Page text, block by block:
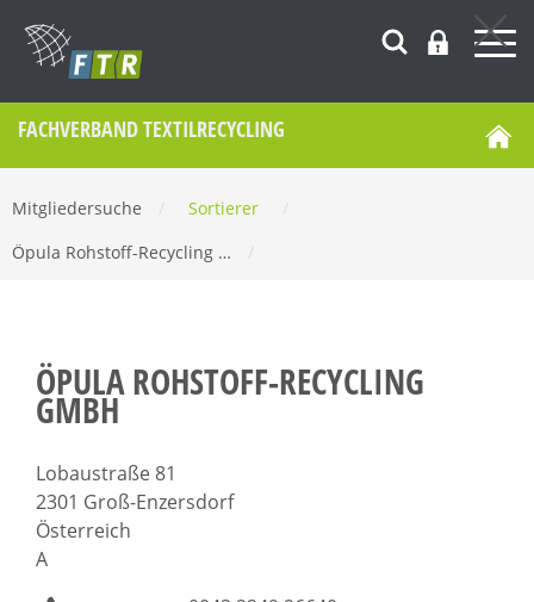
FACHVERBAND TEXTILRECYCLING
Mitgliedersuche Sortierer
Öpula Rohstoff-Recycling …
ÖPULA ROHSTOFF-RECYCLING
GMBH
Lobaustraße 81
2301 Groß-Enzersdorf
Österreich
A